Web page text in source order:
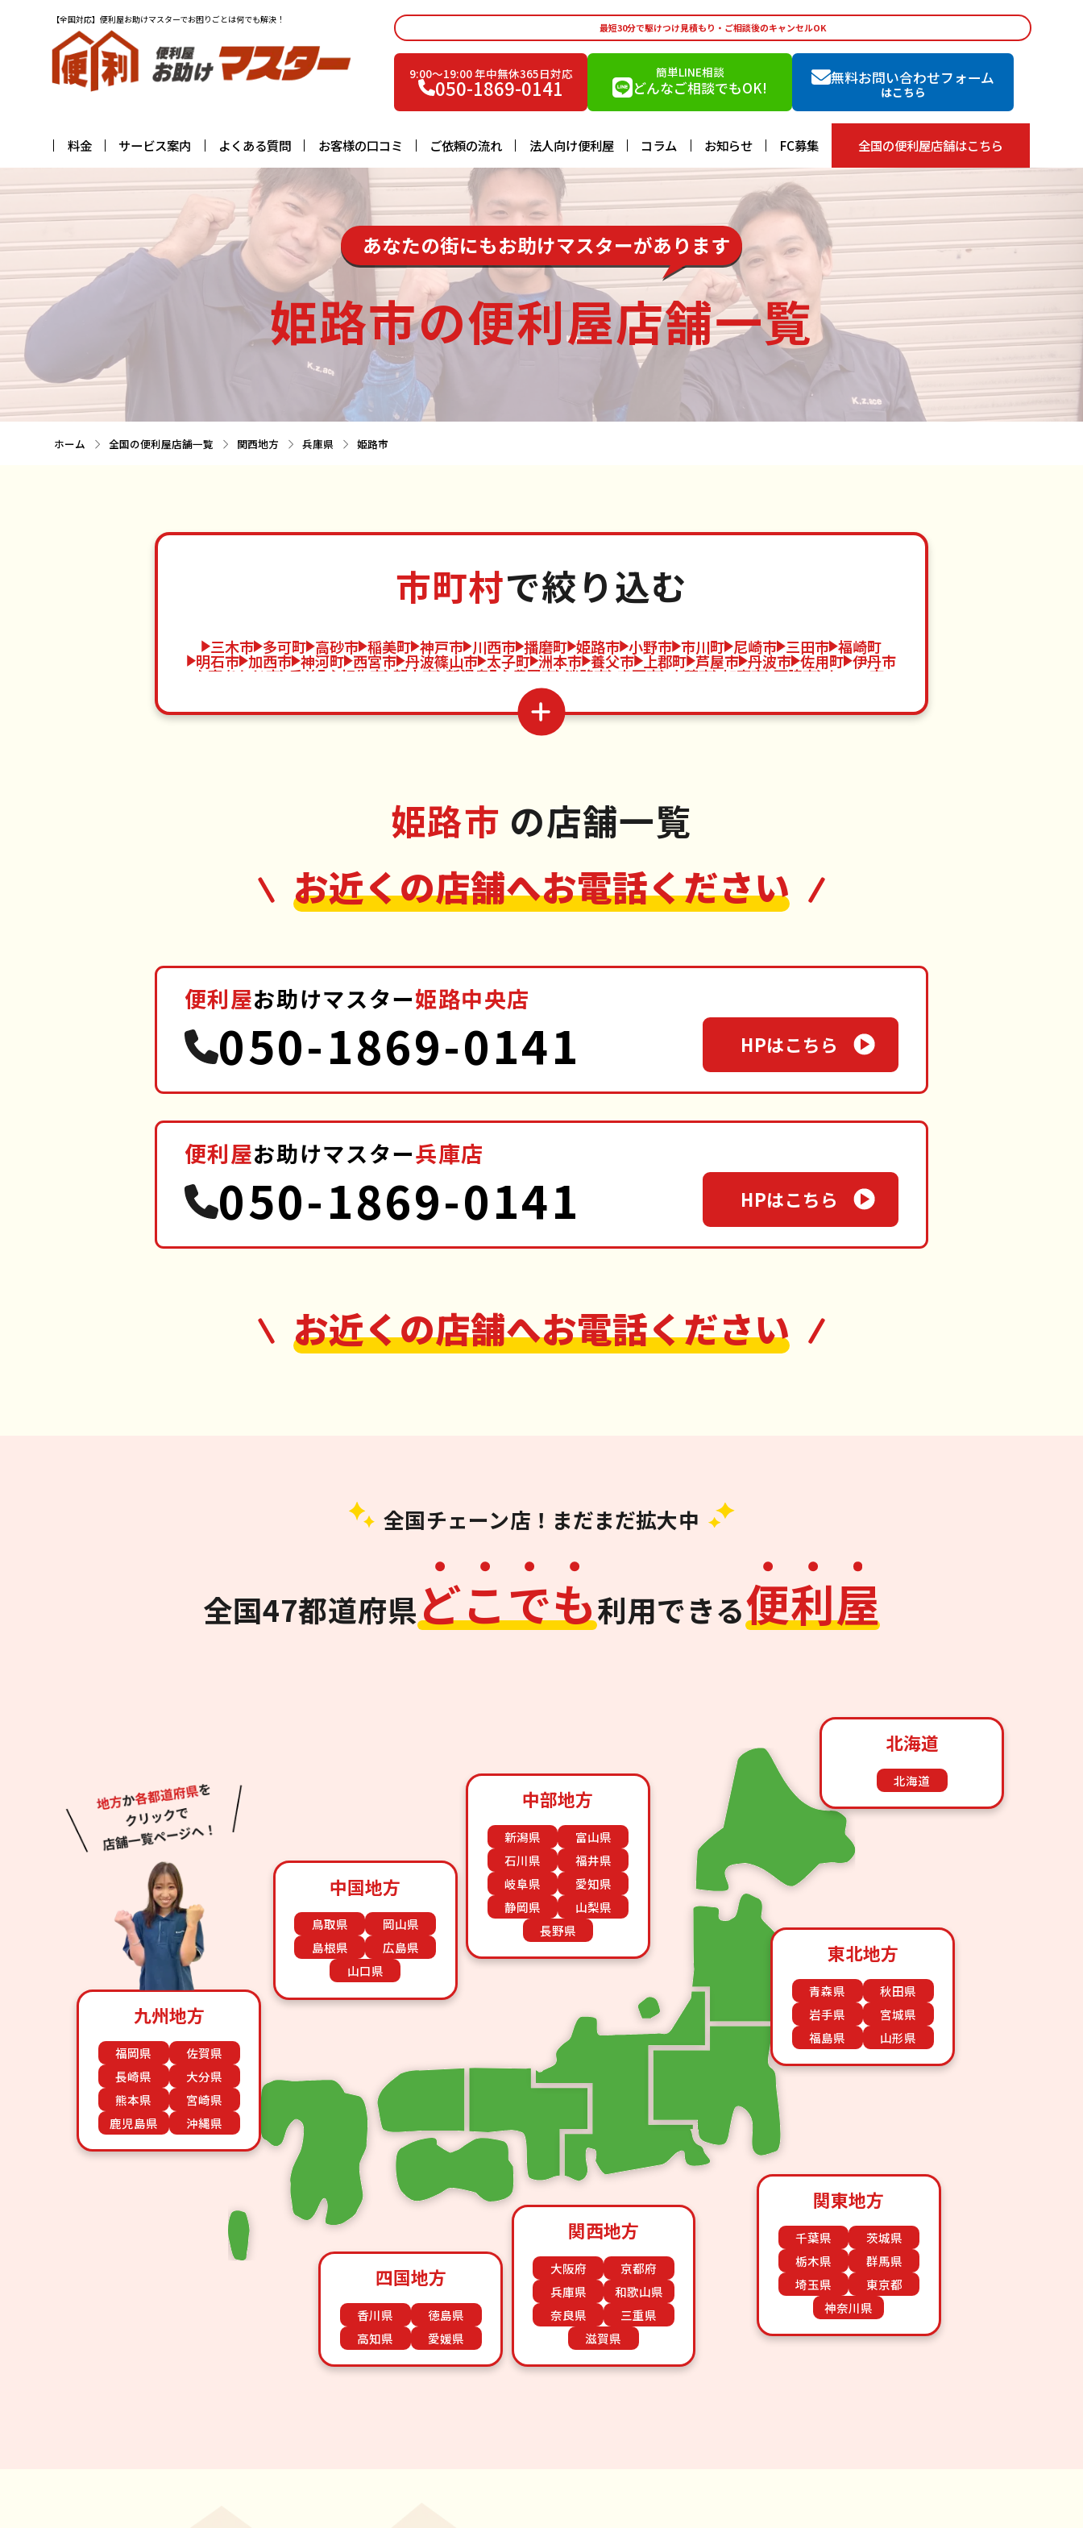
【全国対応】便利屋お助けマスターでお困りごとは何でも解決！
最短30分で駆けつけ見積もり・ご相談後のキャンセルOK
9:00〜19:00 年中無休365日対応
050-1869-0141
簡単LINE相談
どんなご相談でもOK!
無料お問い合わせフォーム
はこちら
料金 サービス案内 よくある質問 お客様の口コミ ご依頼の流れ 法人向け便利屋 コラム お知らせ FC募集 全国の便利屋店舗はこちら
あなたの街にもお助けマスターがあります
姫路市の便利屋店舗一覧
ホーム 全国の便利屋店舗一覧 関西地方 兵庫県 姫路市
市町村で絞り込む
三木市 多可町 高砂市 稲美町 神戸市 川西市 播磨町 姫路市 小野市 市川町 尼崎市 三田市 福崎町
明石市 加西市 神河町 西宮市 丹波篠山市 太子町 洲本市 養父市 上郡町 芦屋市 丹波市 佐用町 伊丹市
南あわじ市 香美町 相生市 朝来市 新温泉町 豊岡市 淡路市 宍粟市 赤穂市 加東市 西脇市 たつの市
宝塚市 猪名川町
姫路市 の店舗一覧
お近くの店舗へお電話ください
便利屋お助けマスター姫路中央店
050-1869-0141 HPはこちら
便利屋お助けマスター兵庫店
050-1869-0141 HPはこちら
お近くの店舗へお電話ください
全国チェーン店！まだまだ拡大中
全国47都道府県どこでも利用できる便利屋
北海道
北海道
東北地方
青森県
秋田県
岩手県
宮城県
福島県
山形県
関東地方
千葉県
茨城県
栃木県
群馬県
埼玉県
東京都
神奈川県
中部地方
新潟県
富山県
石川県
福井県
岐阜県
愛知県
静岡県
山梨県
長野県
関西地方
大阪府
京都府
兵庫県
和歌山県
奈良県
三重県
滋賀県
四国地方
香川県
徳島県
高知県
愛媛県
中国地方
鳥取県
岡山県
島根県
広島県
山口県
九州地方
福岡県
佐賀県
長崎県
大分県
熊本県
宮崎県
鹿児島県
沖縄県